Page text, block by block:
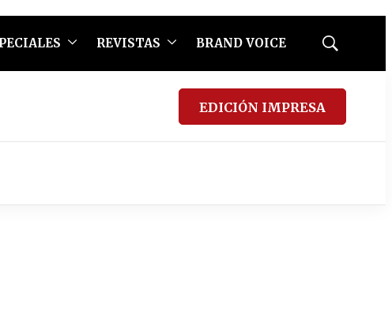
REVISTAS BRAND VOICE
Mostrar
EDICIÓN IMPRESA